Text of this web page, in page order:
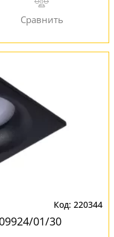
220344
01/30